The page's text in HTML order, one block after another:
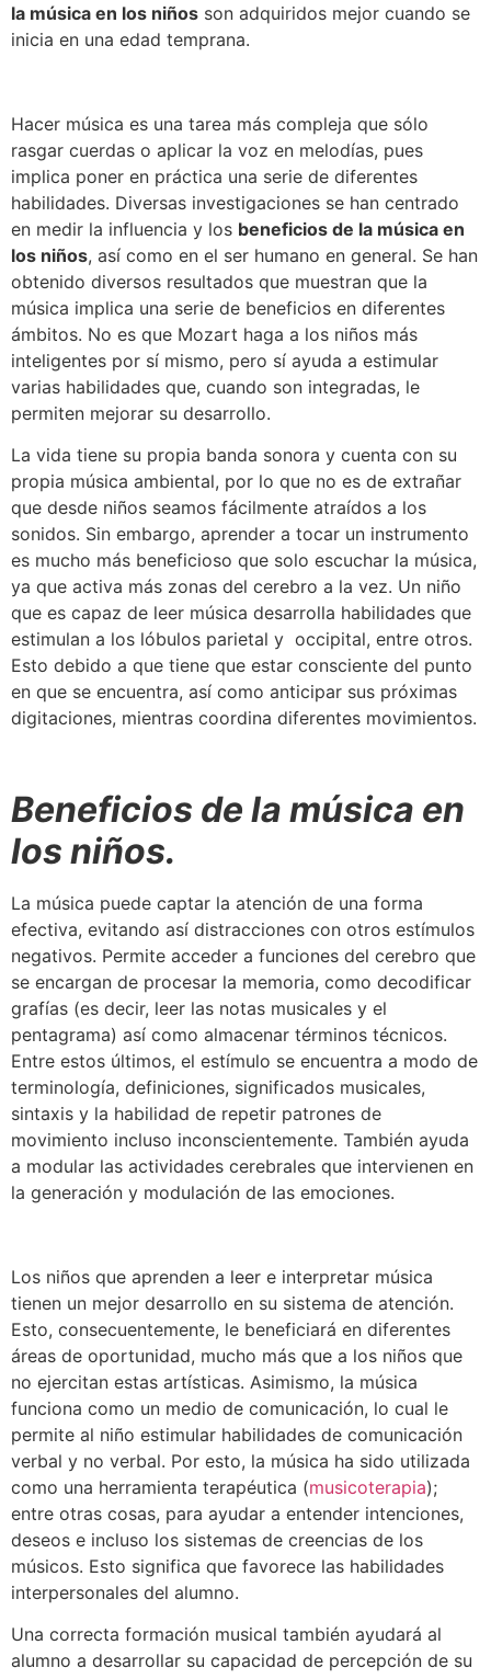
la música en los niños son adquiridos mejor cuando se
inicia en una edad temprana.
Hacer música es una tarea más compleja que sólo
rasgar cuerdas o aplicar la voz en melodías, pues
implica poner en práctica una serie de diferentes
habilidades. Diversas investigaciones se han centrado
en medir la influencia y los beneficios de la música en
los niños, así como en el ser humano en general. Se han
obtenido diversos resultados que muestran que la
música implica una serie de beneficios en diferentes
ámbitos. No es que Mozart haga a los niños más
inteligentes por sí mismo, pero sí ayuda a estimular
varias habilidades que, cuando son integradas, le
permiten mejorar su desarrollo.
La vida tiene su propia banda sonora y cuenta con su
propia música ambiental, por lo que no es de extrañar
que desde niños seamos fácilmente atraídos a los
sonidos. Sin embargo, aprender a tocar un instrumento
es mucho más beneficioso que solo escuchar la música,
ya que activa más zonas del cerebro a la vez. Un niño
que es capaz de leer música desarrolla habilidades que
estimulan a los lóbulos parietal y occipital, entre otros.
Esto debido a que tiene que estar consciente del punto
en que se encuentra, así como anticipar sus próximas
digitaciones, mientras coordina diferentes movimientos.
Beneficios de la música en
los niños.
La música puede captar la atención de una forma
efectiva, evitando así distracciones con otros estímulos
negativos. Permite acceder a funciones del cerebro que
se encargan de procesar la memoria, como decodificar
grafías (es decir, leer las notas musicales y el
pentagrama) así como almacenar términos técnicos.
Entre estos últimos, el estímulo se encuentra a modo de
terminología, definiciones, significados musicales,
sintaxis y la habilidad de repetir patrones de
movimiento incluso inconscientemente. También ayuda
a modular las actividades cerebrales que intervienen en
la generación y modulación de las emociones.
Los niños que aprenden a leer e interpretar música
tienen un mejor desarrollo en su sistema de atención.
Esto, consecuentemente, le beneficiará en diferentes
áreas de oportunidad, mucho más que a los niños que
no ejercitan estas artísticas. Asimismo, la música
funciona como un medio de comunicación, lo cual le
permite al niño estimular habilidades de comunicación
verbal y no verbal. Por esto, la música ha sido utilizada
como una herramienta terapéutica (musicoterapia);
entre otras cosas, para ayudar a entender intenciones,
deseos e incluso los sistemas de creencias de los
músicos. Esto significa que favorece las habilidades
interpersonales del alumno.
Una correcta formación musical también ayudará al
alumno a desarrollar su capacidad de percepción de su